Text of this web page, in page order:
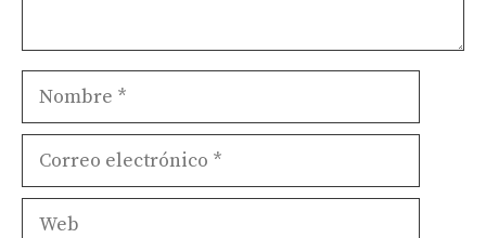
Nombre
Correo
Web